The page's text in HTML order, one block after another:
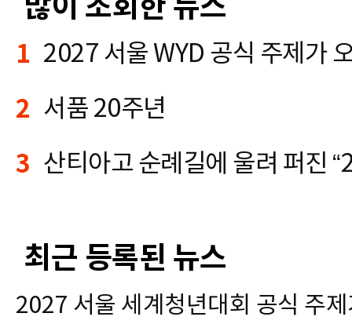
많이 조회한 뉴스
1
2 서품 20주년
3
최근 등록된 뉴스
2027 서울 세계청년대회 공식 주